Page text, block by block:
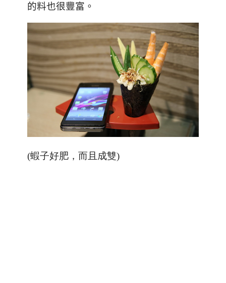
的料也很豐富。
(蝦子好肥，而且成雙)